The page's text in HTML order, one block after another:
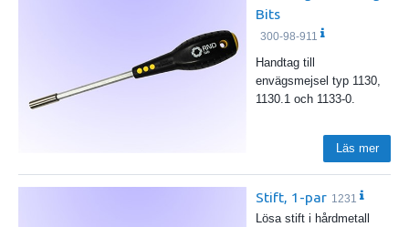
Bits
300-98-911
Handtag till
envägsmejsel typ 1130,
1130.1 och 1133-0.
Läs mer
Stift, 1-par 1231
Lösa stift i hårdmetall